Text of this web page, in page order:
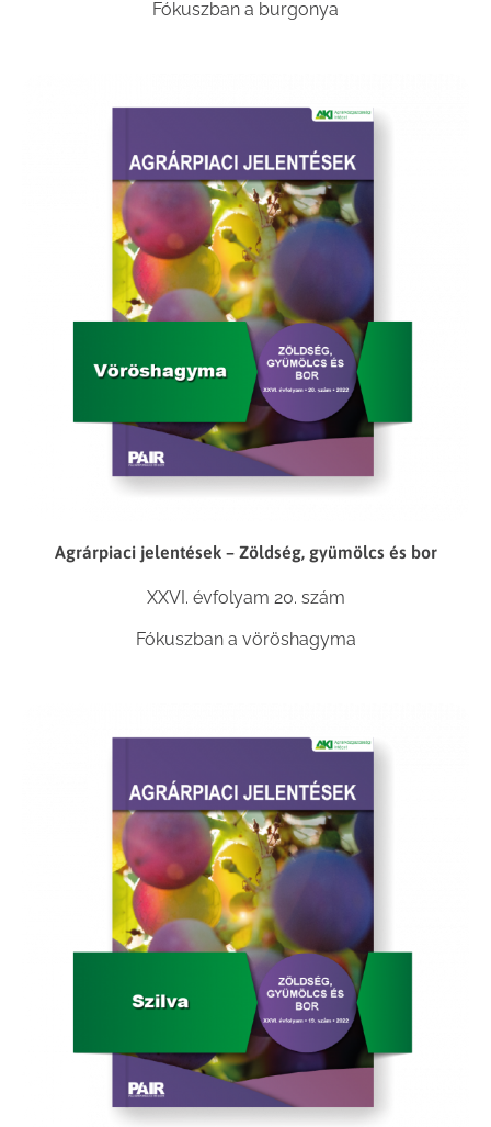
Fókuszban a burgonya
Agrárpiaci jelentések – Zöldség, gyümölcs és bor
XXVI. évfolyam 20. szám
Fókuszban a vöröshagyma